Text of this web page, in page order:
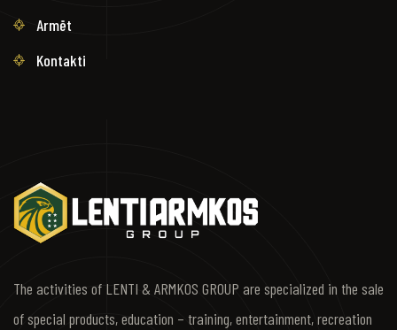
Armët
Kontakti
The activities of LENTI & ARMKOS GROUP are specialized in the sale
of special products, education – training, entertainment, recreation